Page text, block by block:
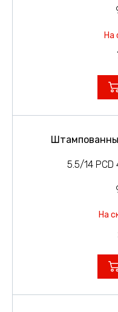
На
5.5/14 PCD
На